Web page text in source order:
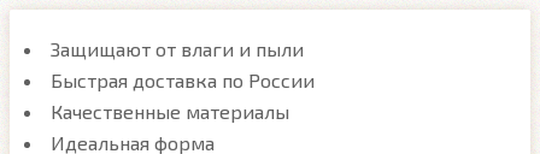
Защищают от влаги и пыли
Быстрая доставка по России
Качественные материалы
Идеальная форма